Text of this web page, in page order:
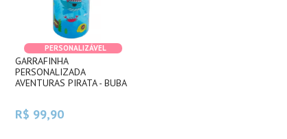
PERSONALIZÁVEL
GARRAFINHA
PERSONALIZADA
AVENTURAS PIRATA - BUBA
R$ 99,90